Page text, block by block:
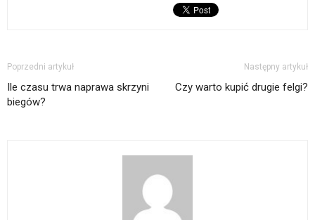
Poprzedni artykuł
Ile czasu trwa naprawa skrzyni
biegów?
Następny artykuł
Czy warto kupić drugie felgi?